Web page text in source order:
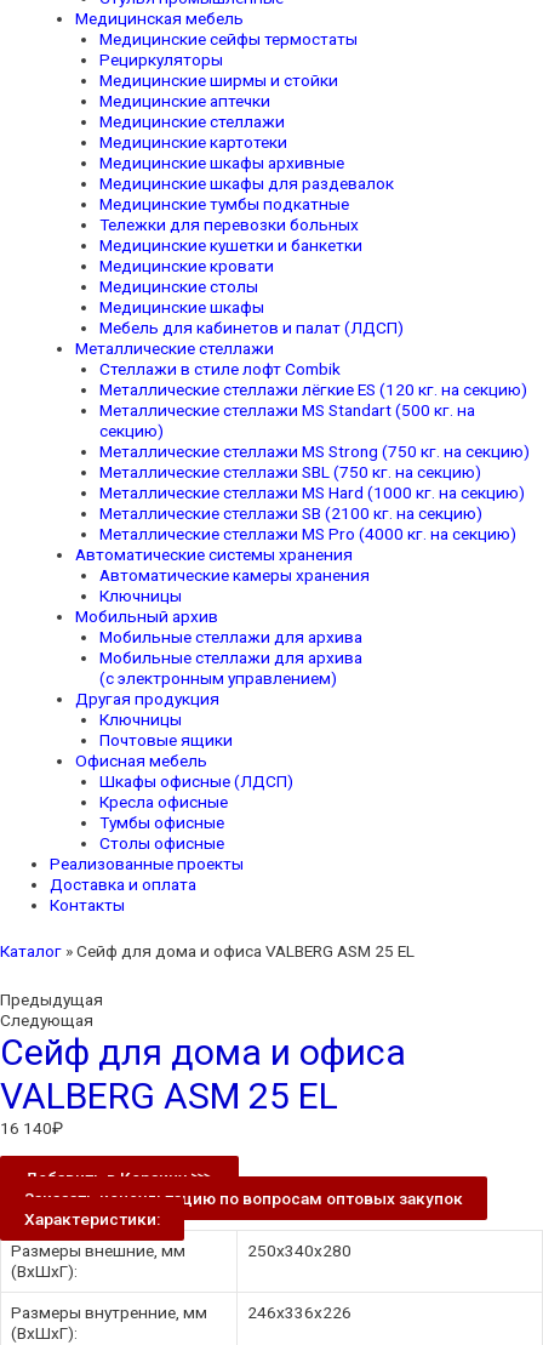
Медицинская мебель
Медицинские сейфы термостаты
Рециркуляторы
Медицинские ширмы и стойки
Медицинские аптечки
Медицинские стеллажи
Медицинские картотеки
Медицинские шкафы архивные
Медицинские шкафы для раздевалок
Медицинские тумбы подкатные
Тележки для перевозки больных
Медицинские кушетки и банкетки
Медицинские кровати
Медицинские столы
Медицинские шкафы
Мебель для кабинетов и палат (ЛДСП)
Металлические стеллажи
Стеллажи в стиле лофт Combik
Металлические стеллажи лёгкие ES (120 кг. на секцию)
Металлические стеллажи MS Standart (500 кг. на
секцию)
Металлические стеллажи MS Strong (750 кг. на секцию)
Металлические стеллажи SBL (750 кг. на секцию)
Металлические стеллажи MS Hard (1000 кг. на секцию)
Металлические стеллажи SB (2100 кг. на секцию)
Металлические стеллажи MS Pro (4000 кг. на секцию)
Автоматические системы хранения
Автоматические камеры хранения
Ключницы
Мобильный архив
Мобильные стеллажи для архива
Мобильные стеллажи для архива
(с электронным управлением)
Другая продукция
Ключницы
Почтовые ящики
Офисная мебель
Шкафы офисные (ЛДСП)
Кресла офисные
Тумбы офисные
Столы офисные
Реализованные проекты
Доставка и оплата
Контакты
Каталог »Сейф для дома и офиса VALBERG ASM 25 EL
Предыдущая
Следующая
Сейф для дома и офиса
VALBERG ASM 25 EL
16 140₽
Добавить в Корзину ⋙
Заказать консультацию по вопросам оптовых закупок
Характеристики:
Размеры внешние, мм
(ВхШхГ):
250x340x280
Размеры внутренние, мм
(ВхШхГ):
246x336x226